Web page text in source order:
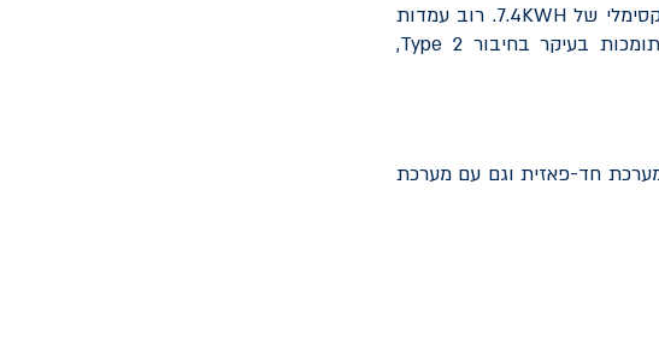
של7.4KWH. רוב עמדות
בעיקר בחיבור Type 2
,
חד-פאזית וגם עם מערכת